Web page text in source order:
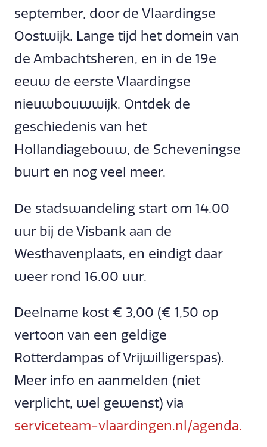
september, door de Vlaardingse
Oostwijk. Lange tijd het domein van
de Ambachtsheren, en in de 19e
eeuw de eerste Vlaardingse
nieuwbouwwijk. Ontdek de
geschiedenis van het
Hollandiagebouw, de Scheveningse
buurt en nog veel meer.
De stadswandeling start om 14.00
uur bij de Visbank aan de
Westhavenplaats, en eindigt daar
weer rond 16.00 uur.
Deelname kost € 3,00 (€ 1,50 op
vertoon van een geldige
Rotterdampas of Vrijwilligerspas).
Meer info en aanmelden (niet
verplicht, wel gewenst) via
serviceteam-vlaardingen.nl/agenda.